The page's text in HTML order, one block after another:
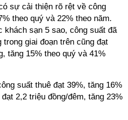
sự cải thiện rõ rệt về công
theo quý và 22% theo năm.
khách sạn 5 sao, công suất đã
trong giai đoạn trên cũng đạt
tăng 15% theo quý và 41%
suất thuê đạt 39%, tăng 16%
2,2 triệu đồng/đêm, tăng 23%